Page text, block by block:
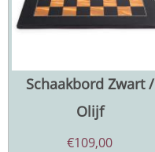
Schaakbord Zwart /
Olijf
€109,00